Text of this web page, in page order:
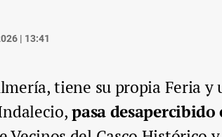
| 13:41
tiene su propia Feria y
pasa